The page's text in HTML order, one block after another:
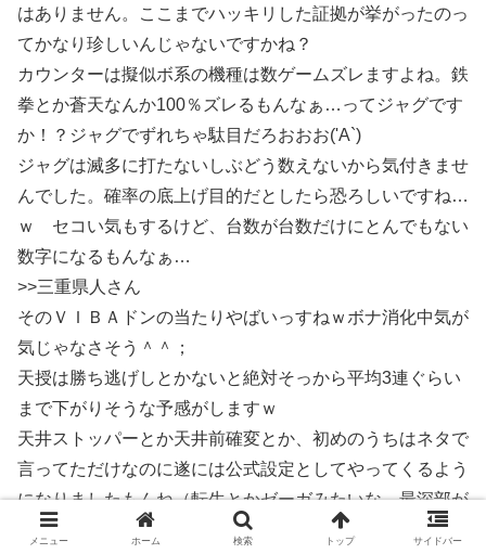
はありません。ここまでハッキリした証拠が挙がったのっ
てかなり珍しいんじゃないですかね？
カウンターは擬似ボ系の機種は数ゲームズレますよね。鉄
拳とか蒼天なんか100％ズレるもんなぁ…ってジャグです
か！？ジャグでずれちゃ駄目だろおおお('A`)
ジャグは滅多に打たないしぶどう数えないから気付きませ
んでした。確率の底上げ目的だとしたら恐ろしいですね…
ｗ セコい気もするけど、台数が台数だけにとんでもない
数字になるもんなぁ…
>>三重県人さん
そのＶＩＢＡドンの当たりやばいっすねｗボナ消化中気が
気じゃなさそう＾＾；
天授は勝ち逃げしとかないと絶対そっから平均3連ぐらい
まで下がりそうな予感がしますｗ
天井ストッパーとか天井前確変とか、初めのうちはネタで
言ってただけなのに遂には公式設定としてやってくるよう
になりましたもんね（転生とかゼーガみたいな、最深部が
優遇されてる代わりに滅多に行かないよ！みたいな）。
メニュー ホーム 検索 トップ サイドバー